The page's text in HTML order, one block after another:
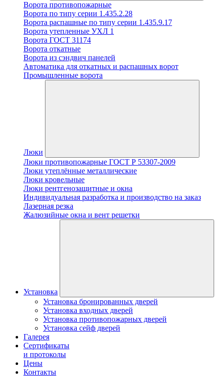
Ворота противопожарные
Ворота по типу серии 1.435.2.28
Ворота распашные по типу серии 1.435.9.17
Ворота утепленные УХЛ 1
Ворота ГОСТ 31174
Ворота откатные
Ворота из сэндвич панелей
Автоматика для откатных и распашных ворот
Промышленные ворота
Люки
Люки противопожарные ГОСТ Р 53307-2009
Люки утеплённые металлические
Люки кровельные
Люки рентгенозащитные и окна
Индивидуальная разработка и производство на заказ
Лазерная резка
Жалюзийные окна и вент решетки
Установка
Установка бронированных дверей
Установка входных дверей
Установка противопожарных дверей
Установка сейф дверей
Галерея
Сертификаты
и протоколы
Цены
Контакты